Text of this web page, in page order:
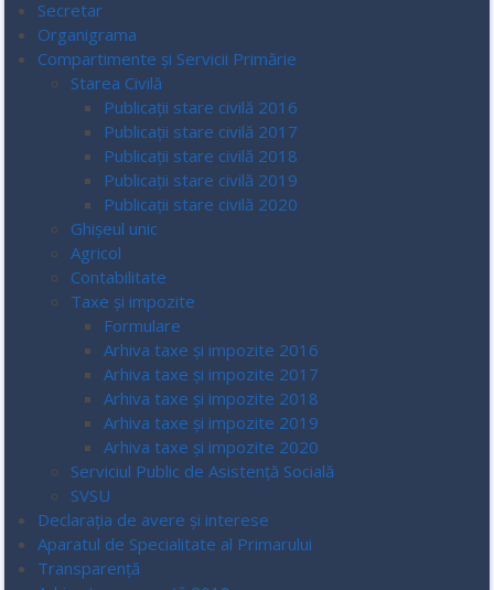
Secretar
Organigrama
Compartimente și Servicii Primărie
Starea Civilă
Publicații stare civilă 2016
Publicații stare civilă 2017
Publicații stare civilă 2018
Publicații stare civilă 2019
Publicații stare civilă 2020
Ghișeul unic
Agricol
Contabilitate
Taxe și impozite
Formulare
Arhiva taxe și impozite 2016
Arhiva taxe și impozite 2017
Arhiva taxe și impozite 2018
Arhiva taxe și impozite 2019
Arhiva taxe și impozite 2020
Serviciul Public de Asistență Socială
SVSU
Declarația de avere și interese
Aparatul de Specialitate al Primarului
Transparenţă